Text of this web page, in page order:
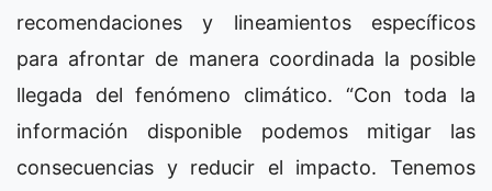
recomendaciones y lineamientos específicos
para afrontar de manera coordinada la posible
llegada del fenómeno climático. “Con toda la
información disponible podemos mitigar las
consecuencias y reducir el impacto. Tenemos